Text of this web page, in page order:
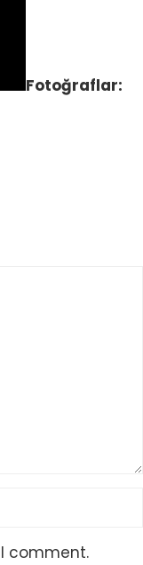
Fotoğraflar:
comment.